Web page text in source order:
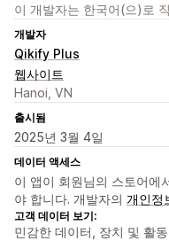
이 개발자는 한국어(으)로
개발자
Qikify Plus
웹사이트
Hanoi, VN
출시됨
2025년 3월 4일
데이터 액세스
이 앱이 회원님의 스토어에
야 합니다. 개발자의 개인정
고객 데이터 보기:
민감한 데이터, 장치 및 활